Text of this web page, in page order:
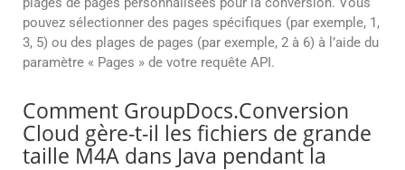
pouvez sélectionner des pages spécifiques (par exemple, 1,
3, 5) ou des plages de pages (par exemple, 2 à 6) à l’aide du
paramètre « Pages » de votre requête API.
Comment GroupDocs.Conversion
Cloud gère-t-il les fichiers de grande
taille M4A dans Java pendant la